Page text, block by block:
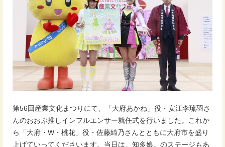
第56回産業文化まつりにて、「大府あかね」役・安江李琉羽さ
んのおおぶ推しインフルエンサー就任式を行いました。これか
ら「大府・W・桃花」役・佐藤綺乃さんとともに大府市を盛り
上げていってくださいます。当日は、知多娘。のステージもあ